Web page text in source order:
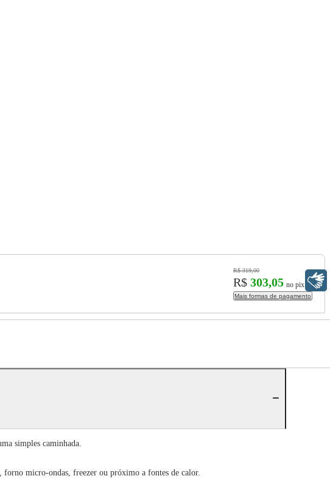
R$ 319,00
R$ 303,05 no pix
Mais formas de pagamento
simples caminhada.
forno micro-ondas, freezer ou próximo a fontes de calor.
Libras